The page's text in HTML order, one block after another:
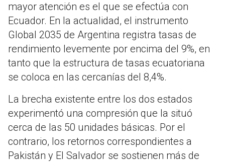
mayor atención es el que se efectúa con
Ecuador. En la actualidad, el instrumento
Global 2035 de Argentina registra tasas de
rendimiento levemente por encima del 9%, en
tanto que la estructura de tasas ecuatoriana
se coloca en las cercanías del 8,4%.
La brecha existente entre los dos estados
experimentó una compresión que la situó
cerca de las 50 unidades básicas. Por el
contrario, los retornos correspondientes a
Pakistán y El Salvador se sostienen más de